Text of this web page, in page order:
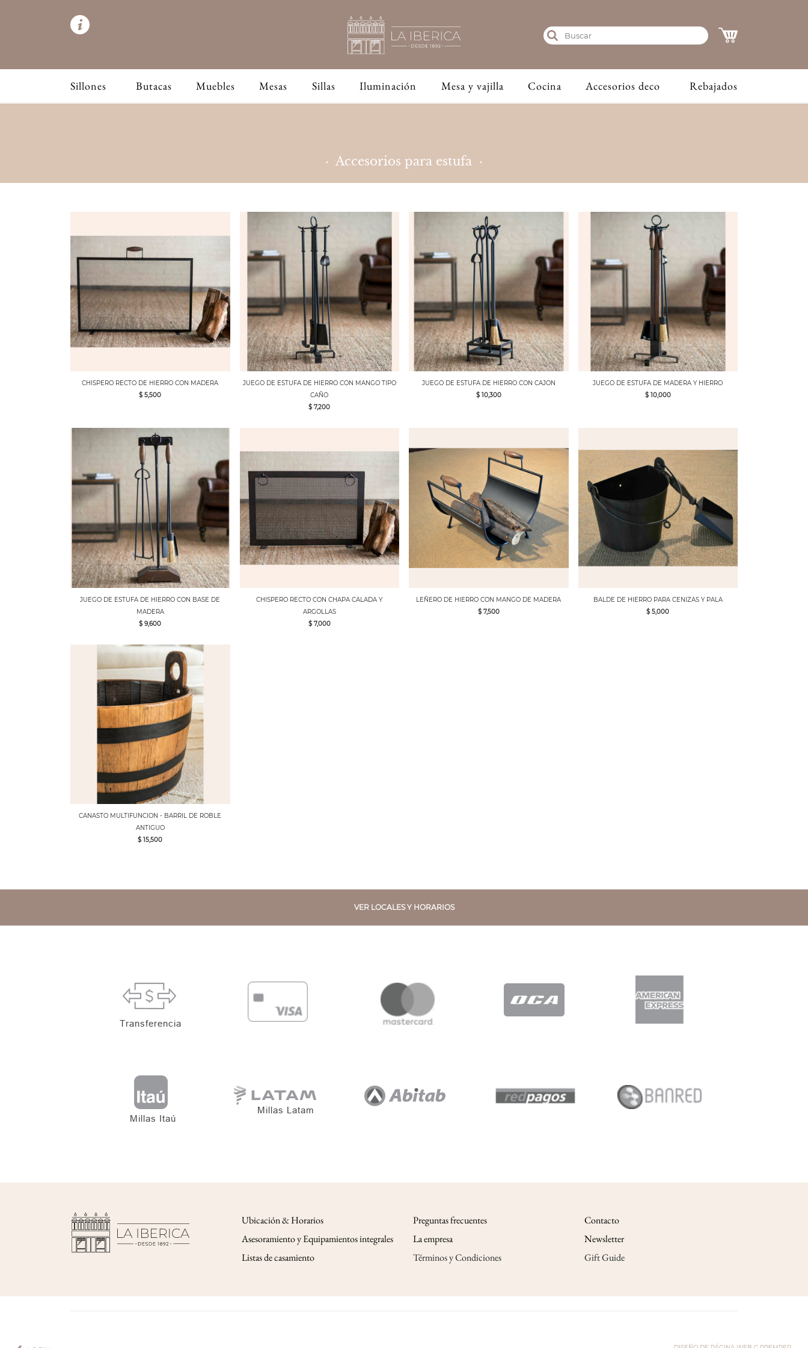
Sillones Butacas Muebles Mesas Sillas Iluminación Mesa y vajilla Cocina Accesorios deco Rebajados
· Accesorios para estufa ·
CHISPERO RECTO DE HIERRO CON MADERA
$ 5,500
JUEGO DE ESTUFA DE HIERRO CON MANGO TIPO
CAÑO
$ 7,200
JUEGO DE ESTUFA DE HIERRO CON CAJON
$ 10,300
JUEGO DE ESTUFA DE MADERA Y HIERRO
$ 10,000
JUEGO DE ESTUFA DE HIERRO CON BASE DE
MADERA
$ 9,600
CHISPERO RECTO CON CHAPA CALADA Y
ARGOLLAS
$ 7,000
LEÑERO DE HIERRO CON MANGO DE MADERA
$ 7,500
BALDE DE HIERRO PARA CENIZAS Y PALA
$ 5,000
CANASTO MULTIFUNCION - BARRIL DE ROBLE
ANTIGUO
$ 15,500
VER LOCALES Y HORARIOS
Ubicación & Horarios
Asesoramiento y Equipamientos integrales
Listas de casamiento
Preguntas frecuentes
La empresa
Términos y Condiciones
Contacto
Newsletter
Gift Guide